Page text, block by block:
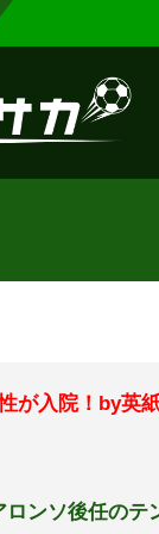
表示設
が入院！by英
ンソ後任のテ